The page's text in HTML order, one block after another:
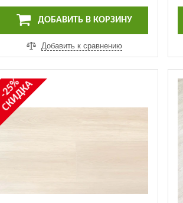
ДОБАВИТЬ В КОРЗИНУ
Добавить к сравнению
-25%
СКИДКА